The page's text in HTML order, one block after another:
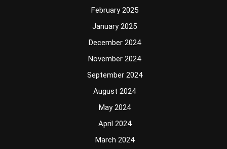
February 2025
January 2025
December 2024
November 2024
September 2024
August 2024
May 2024
April 2024
March 2024